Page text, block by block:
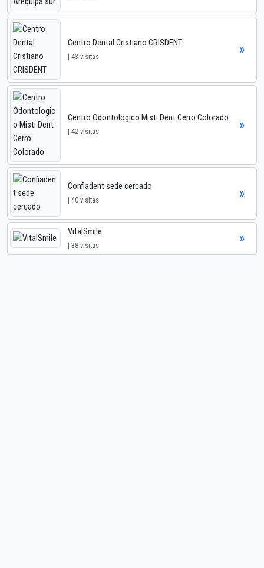
Centro Dental Cristiano CRISDENT
| 43 visitas »
Centro Odontologico Misti Dent Cerro Colorado
| 42 visitas »
Confiadent sede cercado
| 40 visitas »
VitalSmile
| 38 visitas »